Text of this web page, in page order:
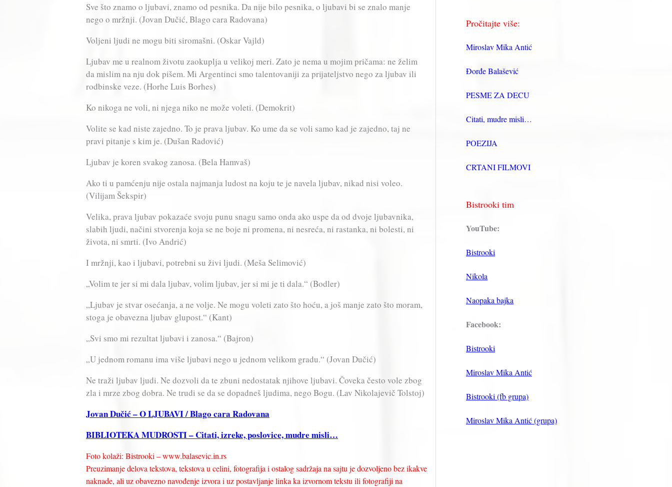
Sve što znamo o ljubavi, znamo od pesnika. Da nije bilo pesnika, o ljubavi bi se znalo manje
nego o mržnji. (Jovan Dučić, Blago cara Radovana)
Voljeni ljudi ne mogu biti siromašni. (Oskar Vajld)
Ljubav me u realnom životu zaokuplja u velikoj meri. Zato je nema u mojim pričama: ne želim
da mislim na nju dok pišem. Mi Argentinci smo talentovaniji za prijateljstvo nego za ljubav ili
rodbinske veze. (Horhe Luis Borhes)
Ko nikoga ne voli, ni njega niko ne može voleti. (Demokrit)
Volite se kad niste zajedno. To je prava ljubav. Ko ume da se voli samo kad je zajedno, taj ne
pravi pitanje s kim je. (Dušan Radović)
Ljubav je koren svakog zanosa. (Bela Hamvaš)
Ako ti u pamćenju nije ostala najmanja ludost na koju te je navela ljubav, nikad nisi voleo.
(Vilijam Šekspir)
Velika, prava ljubav pokazaće svoju punu snagu samo onda ako uspe da od dvoje ljubavnika,
slabih ljudi, načini stvorenja koja se ne boje ni promena, ni nesreća, ni rastanka, ni bolesti, ni
života, ni smrti. (Ivo Andrić)
I mržnji, kao i ljubavi, potrebni su živi ljudi. (Meša Selimović)
„Volim te jer si mi dala ljubav, volim ljubav, jer si mi je ti dala.“ (Bodler)
„Ljubav je stvar osećanja, a ne volje. Ne mogu voleti zato što hoću, a još manje zato što moram,
stoga je obavezna ljubav glupost.“ (Kant)
„Svi smo mi rezultat ljubavi i zanosa.“ (Bajron)
„U jednom romanu ima više ljubavi nego u jednom velikom gradu.“ (Jovan Dučić)
Ne traži ljubav ljudi. Ne dozvoli da te zbuni nedostatak njihove ljubavi. Čoveka često vole zbog
zla i mrze zbog dobra. Ne trudi se da se dopadneš ljudima, nego Bogu. (Lav Nikolajevič Tolstoj)
Jovan Dučić – O LJUBAVI / Blago cara Radovana
BIBLIOTEKA MUDROSTI – Citati, izreke, poslovice, mudre misli…
Foto kolaži: Bistrooki – www.balasevic.in.rs
Preuzimanje delova tekstova, tekstova u celini, fotografija i ostalog sadržaja na sajtu je dozvoljeno bez ikakve
naknade, ali uz obavezno navođenje izvora i uz postavljanje linka ka izvornom tekstu ili fotografiji na
Pročitajte više:
Miroslav Mika Antić
Đorđe Balašević
PESME ZA DECU
Citati, mudre misli…
POEZIJA
CRTANI FILMOVI
Bistrooki tim
YouTube:
Bistrooki
Nikola
Naopaka bajka
Facebook:
Bistrooki
Miroslav Mika Antić
Bistrooki (fb grupa)
Miroslav Mika Antić (grupa)